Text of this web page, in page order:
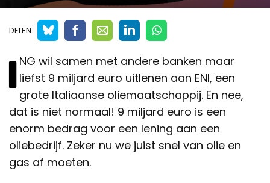
DELEN
I NG wil samen met andere banken maar
liefst 9 miljard euro uitlenen aan ENI, een
grote Italiaanse oliemaatschappij. En nee,
dat is niet normaal! 9 miljard euro is een
enorm bedrag voor een lening aan een
oliebedrijf. Zeker nu we juist snel van olie en
gas af moeten.